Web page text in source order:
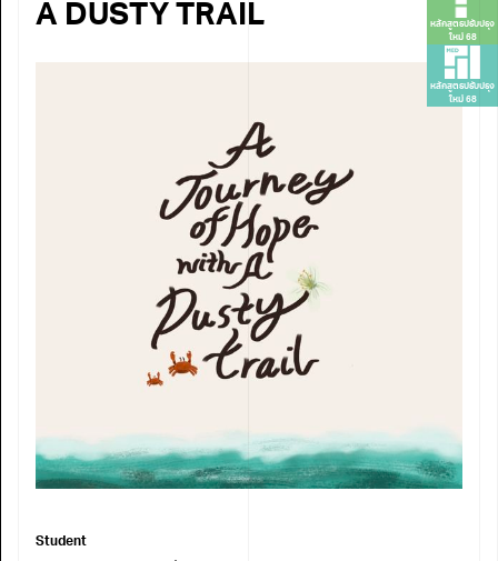
หลักสูตรปรับปรุง
ใหม่ 68
หลักสูตรปรับปรุง
ใหม่ 68
Student
A DUSTY TRAIL